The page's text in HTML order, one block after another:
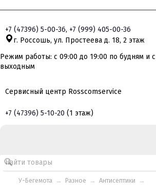
+7 (47396) 5-00-36, +7 (999) 405-00-36
г. Россошь, ул. Простеева д. 18, 2 этаж
Режим работы: с 09:00 до 19:00 по будням и
выходным
Сервисный центр Rosscomservice
+7 (47396) 5-10-20 (1 этаж)
У-Бегемота → Разное → Антисептики →